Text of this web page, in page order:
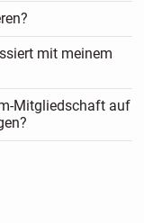
mit meinem
Mitgliedschaft auf